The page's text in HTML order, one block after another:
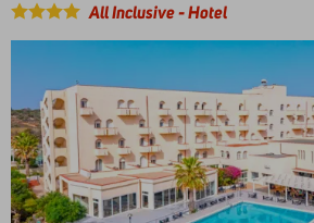
All Inclusive-Hotel